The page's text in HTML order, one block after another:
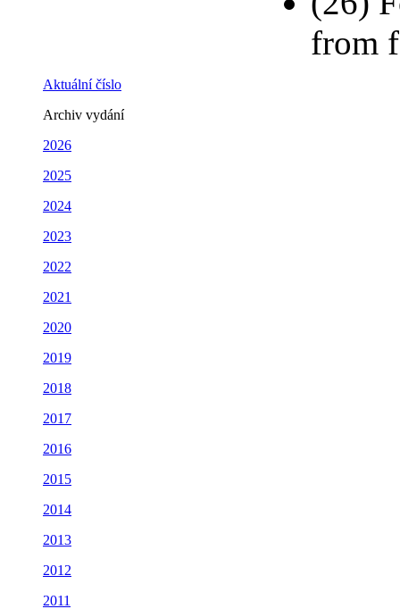
from
Aktuální číslo
Archiv vydání
2026
2025
2024
2023
2022
2021
2020
2019
2018
2017
2016
2015
2014
2013
2012
2011